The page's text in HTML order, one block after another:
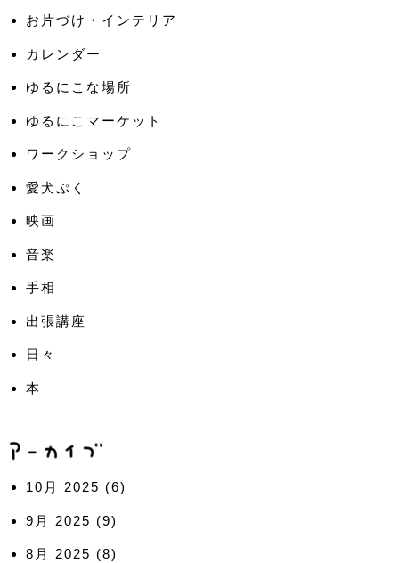
お片づけ・インテリア
カレンダー
ゆるにこな場所
ゆるにこマーケット
ワークショップ
愛犬ぷく
映画
音楽
手相
出張講座
日々
本
10月 2025 (6)
9月 2025 (9)
8月 2025 (8)